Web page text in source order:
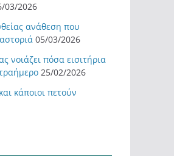
03/2026
ανάθεση που
05/03/2026
νοιάζει πόσα εισιτήρια
25/02/2026
κάποιοι πετούν